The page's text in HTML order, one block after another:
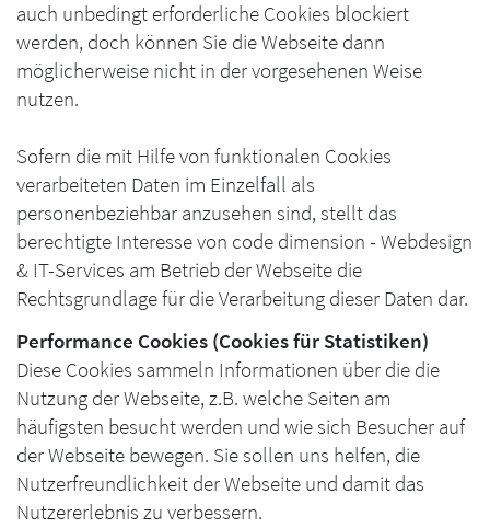
auch unbedingt erforderliche Cookies blockiert
werden, doch können Sie die Webseite dann
möglicherweise nicht in der vorgesehenen Weise
nutzen.
Sofern die mit Hilfe von funktionalen Cookies
verarbeiteten Daten im Einzelfall als
personenbeziehbar anzusehen sind, stellt das
berechtigte Interesse von code dimension - Webdesign
& IT-Services am Betrieb der Webseite die
Rechtsgrundlage für die Verarbeitung dieser Daten dar.
Performance Cookies (Cookies für Statistiken)
Diese Cookies sammeln Informationen über die die
Nutzung der Webseite, z.B. welche Seiten am
häufigsten besucht werden und wie sich Besucher auf
der Webseite bewegen. Sie sollen uns helfen, die
Nutzerfreundlichkeit der Webseite und damit das
Nutzererlebnis zu verbessern.